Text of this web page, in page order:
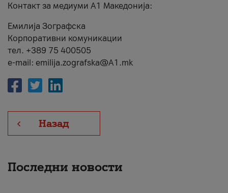
Контакт за медиуми А1 Македонија:
Емилија Зографска
Корпоративни комуникации
тел. +389 75 400505
e-mail: emilija.zografska@A1.mk
Назад
Последни новости